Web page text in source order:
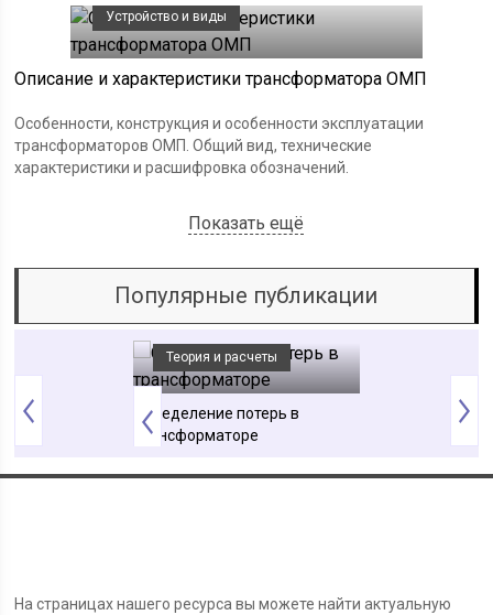
Устройство и виды
Описание и характеристики трансформатора ОМП
Особенности, конструкция и особенности эксплуатации
трансформаторов ОМП. Общий вид, технические
характеристики и расшифровка обозначений.
Показать ещё
Популярные публикации
и виды
Теория и расчеты
Определение потерь в
трансформаторе
Условия
На страницах нашего ресурса вы можете найти актуальную